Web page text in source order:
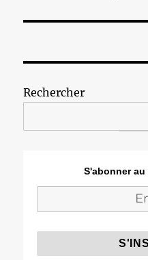
Rechercher
S'abonner